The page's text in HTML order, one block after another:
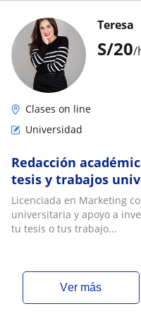
S/20/
Teresa
Clases on line
Universidad
Redacción
tesis y trabajos
Licenciada en Marketing
universitaria y apoyo a
tu tesis o tus trabajo...
ver más